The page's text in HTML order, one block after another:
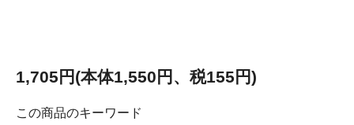
1,705円(本体1,550円、税155円)
この商品のキーワード